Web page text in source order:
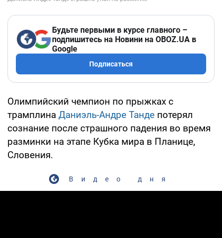
Будьте первыми в курсе главного –
подпишитесь на Новини на OBOZ.UA в
Google
Подписаться
Олимпийский чемпион по прыжках с
трамплина Даниэль-Андре Танде потерял
сознание после страшного падения во время
разминки на этапе Кубка мира в Планице,
Словения.
Видео дня